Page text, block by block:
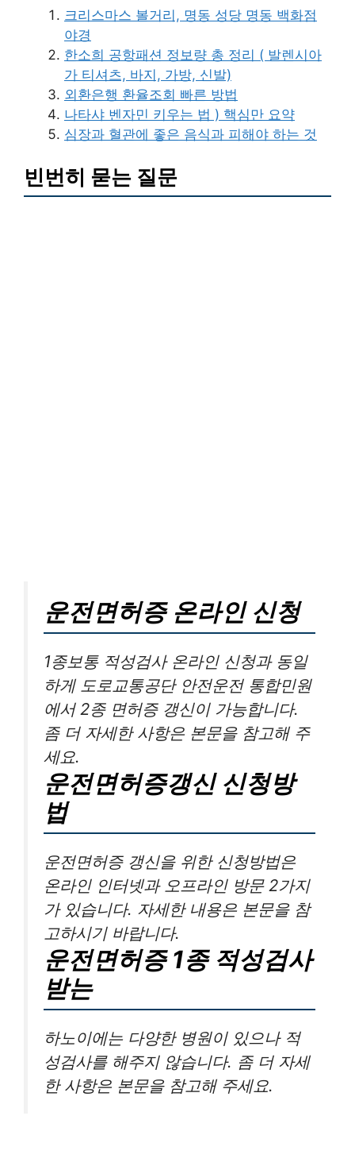
크리스마스 볼거리, 명동 성당 명동 백화점
야경
한소희 공항패션 정보량 총 정리 ( 발렌시아
가 티셔츠, 바지, 가방, 신발)
외환은행 환율조회 빠른 방법
나타샤 벤자민 키우는 법 ) 핵심만 요약
심장과 혈관에 좋은 음식과 피해야 하는 것
빈번히 묻는 질문
운전면허증 온라인 신청
1종보통 적성검사 온라인 신청과 동일
하게 도로교통공단 안전운전 통합민원
에서 2종 면허증 갱신이 가능합니다.
좀 더 자세한 사항은 본문을 참고해 주
세요.
운전면허증갱신 신청방
법
운전면허증 갱신을 위한 신청방법은
온라인 인터넷과 오프라인 방문 2가지
가 있습니다. 자세한 내용은 본문을 참
고하시기 바랍니다.
운전면허증 1종 적성검사
받는
하노이에는 다양한 병원이 있으나 적
성검사를 해주지 않습니다. 좀 더 자세
한 사항은 본문을 참고해 주세요.